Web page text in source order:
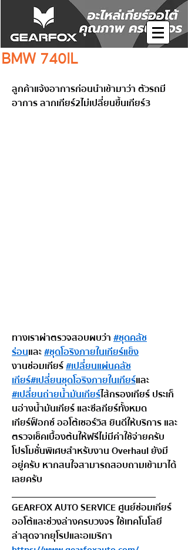
BMW 740IL
ลูกค้าแจ้งอาการก่อนนำเข้ามาว่า ตัวรถมี
อาการ ลากเกียร์2ไม่เปลี่ยนขึ้นเกียร์3
ทางเราผ่าตรวจสอบผบว่า #ชุดคลัช
ร่อน และ #ชุดโอริงภายในเกียร์แข็ง
งานซ่อมเกียร์ #เปลี่ยนแผ่นคลัช
เกียร์#เปลี่ยนชุดโอริงภายในเกียร์ และ
#เปลี่ยนถ่ายน้ำมันเกียร์ ไส้กรองเกียร์ ประเก็
นอ่างน้ำมันเกียร์ และซีลกียร์ทั้งหมด
เกียร์ฟ็อกซ์ ออโต้เซอร์วิส ยินดีให้บริการ และ
ตรวจเช็คเบื้องต้นให้ฟรีไม่มีค่าใช้จ่ายครับ
โปรโมชั่นพิเศษสำหรับงาน Overhaul ยังมี
อยู่ครับ หากสนใจสามารถสอบถามเข้ามาได้
เลยครับ
___________________________________
GEARFOX AUTO SERVICE ศูนย์ซ่อมเกียร์
ออโต้และช่วงล่างครบวงจร ใช้เทคโนโลยี
ล่าสุดจากยุโรปและอเมริกา